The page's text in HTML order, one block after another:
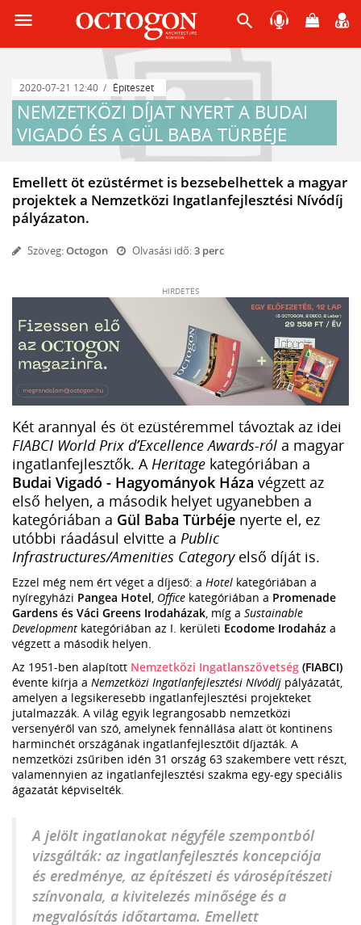
menu search
2020-07-21 12:40 Építészet
NEMZETKÖZI DÍJAT NYERT A BUDAI
VIGADÓ ÉS A GÜL BABA TÜRBÉJE
Emellett öt ezüstérmet is bezsebelhettek a magyar
projektek a Nemzetközi Ingatlanfejlesztési Nívódíj
pályázaton.
Szöveg:Octogon Olvasási idő:3 perc
HIRDETÉS
Két arannyal és öt ezüstéremmel távoztak az idei
FIABCI World Prix d’Excellence Awards-ról a magyar
ingatlanfejlesztők. AHeritage kategóriában a
Budai Vigadó - Hagyományok Háza végzett az
első helyen, a második helyet ugyanebben a
kategóriában a Gül Baba Türbéje nyerte el, ez
utóbbi ráadásul elvitte a Public
Infrastructures/Amenities Categoryelső díját is.
Ezzel még nem ért véget a díjeső: a Hotel kategóriában a
nyíregyházi Pangea Hotel, Office kategóriában a Promenade
Gardens és Váci Greens Irodaházak, míg a Sustainable
Development kategóriában az I. kerületi Ecodome Irodaház a
végzett a második helyen.
Az 1951-ben alapított Nemzetközi Ingatlanszövetség (FIABCI)
évente kiírja a Nemzetközi Ingatlanfejlesztési Nívódíj pályázatát,
amelyen a legsikeresebb ingatlanfejlesztési projekteket
jutalmazzák. A világ egyik legrangosabb nemzetközi
versenyéről van szó, amelynek fennállása alatt öt kontinens
harminchét országának ingatlanfejlesztőit díjazták. A
nemzetközi zsűriben idén 31 ország 63 szakembere vett részt,
valamennyien az ingatlanfejlesztési szakma egy-egy speciális
ágazatát képviselték.
A jelölt ingatlanokat négyféle szempontból
vizsgálták: az ingatlanfejlesztés koncepciója
és eredménye, az építészeti és városépítészeti
színvonala, a kivitelezés minősége és a
megvalósítás időtartama. Emellett